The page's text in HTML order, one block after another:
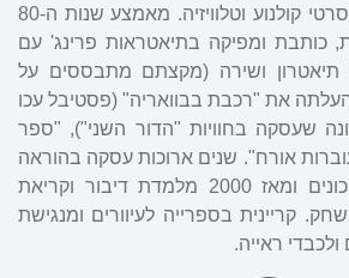
והבימה, והשתתפה בסרטי קולנוע וטלוויזיה. מאמצע שנות ה-80
ה-20 יוזמת, כותבת ומפיקה בתיאטראות פרינג' עם
תיאטרון ושירה (מקצתם מתבססים על
העלתה את "רכבת בבוואריה" (פסטיבל עכו
שעסקה בחוויות "הדור השני"), "ספר
אורח". שנים ארוכות עסקה בהוראה
וחינוך בבתי ספר תיכונים ומאז 2000 מלמדת דיבור וקריאת
קריינית בספרייה לעיוורים ומנגישת
ולכבדי ראייה.